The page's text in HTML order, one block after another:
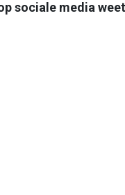
sociale media